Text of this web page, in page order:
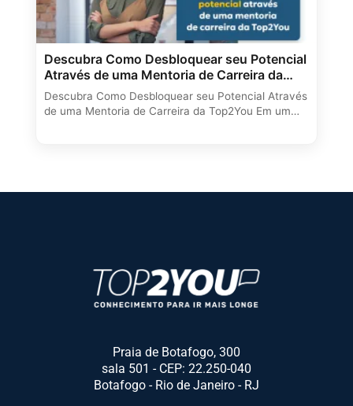
Descubra Como Desbloquear seu Potencial
Através de uma Mentoria de Carreira da
Top2You
Descubra Como Desbloquear seu Potencial Através
de uma Mentoria de Carreira da Top2You Em um…
Praia de Botafogo, 300
sala 501 - CEP: 22.250-040
Botafogo - Rio de Janeiro - RJ